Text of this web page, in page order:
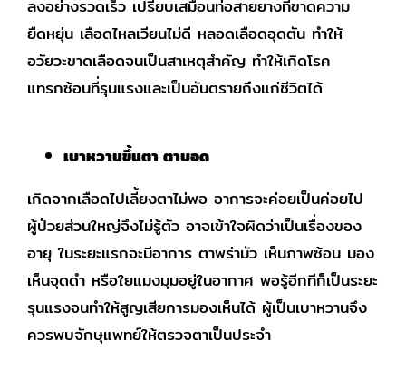
ลงอย่างรวดเร็ว เปรียบเสมือนท่อสายยางที่ขาดความ
ยืดหยุ่น เลือดไหลเวียนไม่ดี หลอดเลือดอุดตัน ทำให้
อวัยวะขาดเลือดจนเป็นสาเหตุสำคัญ ทำให้เกิดโรค
แทรกซ้อนที่รุนแรงและเป็นอันตรายถึงแก่ชีวิตได้
เบาหวานขึ้นตา ตาบอด
เกิดจากเลือดไปเลี้ยงตาไม่พอ อาการจะค่อยเป็นค่อยไป
ผู้ป่วยส่วนใหญ่จึงไม่รู้ตัว อาจเข้าใจผิดว่าเป็นเรื่องของ
อายุ ในระยะแรกจะมีอาการ ตาพร่ามัว เห็นภาพซ้อน มอง
เห็นจุดดำ หรือใยแมงมุมอยู่ในอากาศ พอรู้อีกทีก็เป็นระยะ
รุนแรงจนทำให้สูญเสียการมองเห็นได้ ผู้เป็นเบาหวานจึง
ควรพบจักษุแพทย์ให้ตรวจตาเป็นประจำ